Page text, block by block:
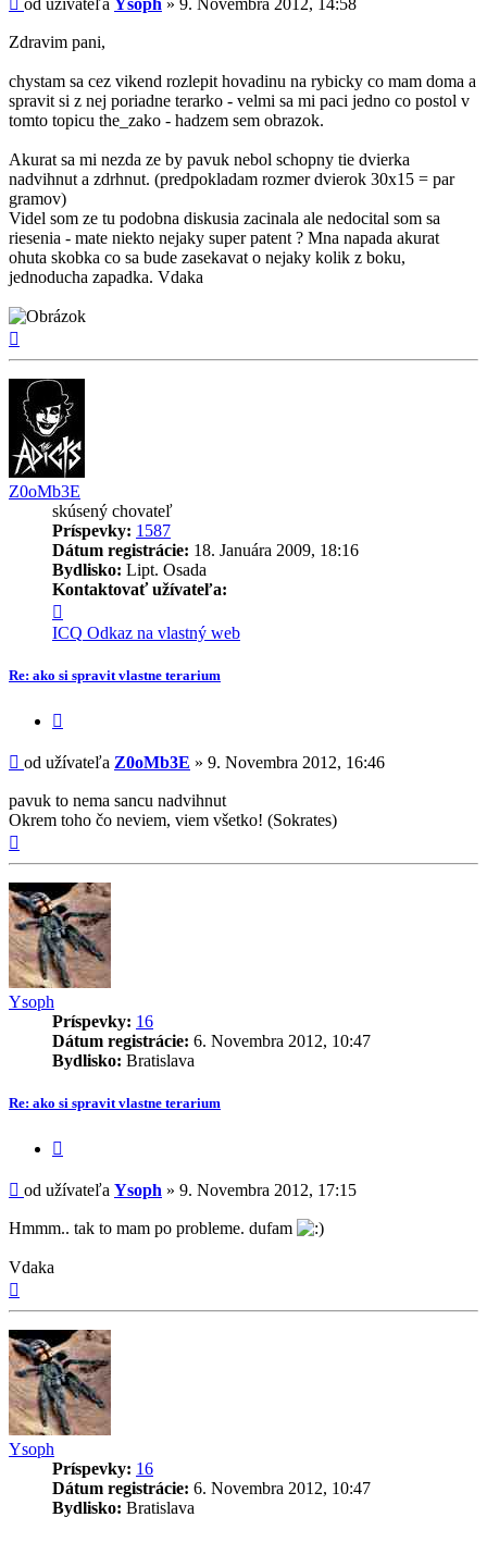
Zdravim pani,
chystam sa cez vikend rozlepit hovadinu na rybicky co mam doma a
spravit si z nej poriadne terarko - velmi sa mi paci jedno co postol v
tomto topicu the_zako - hadzem sem obrazok.
Akurat sa mi nezda ze by pavuk nebol schopny tie dvierka
nadvihnut a zdrhnut. (predpokladam rozmer dvierok 30x15 = par
gramov)
Videl som ze tu podobna diskusia zacinala ale nedocital som sa
riesenia - mate niekto nejaky super patent ? Mna napada akurat
ohuta skobka co sa bude zasekavat o nejaky kolik z boku,
jednoducha zapadka. Vdaka
Z0oMb3E
skúsený chovateľ
Príspevky: 1587
Dátum registrácie: 18. Januára 2009, 18:16
Bydlisko: Lipt. Osada
Kontaktovať užívateľa:
informácie
užívateľa
-
Z0oMb3E
ICQ Odkaz na vlastný web
Re: ako si spravit vlastne terarium
Príspevok
od užívateľa Z0oMb3E » 9. Novembra 2012, 16:46
pavuk to nema sancu nadvihnut
Okrem toho čo neviem, viem všetko! (Sokrates)
Ysoph
Príspevky: 16
Dátum registrácie: 6. Novembra 2012, 10:47
Bydlisko: Bratislava
Re: ako si spravit vlastne terarium
Príspevok
od užívateľa Ysoph » 9. Novembra 2012, 17:15
Hmmm.. tak to mam po probleme. dufam
Vdaka
Ysoph
Príspevky: 16
Dátum registrácie: 6. Novembra 2012, 10:47
Bydlisko: Bratislava